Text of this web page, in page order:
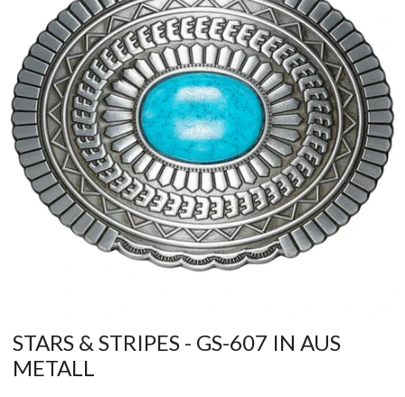
ÖFFNEN SIE MEDIEN IN DER GALERIEANSICHT
STARS & STRIPES - GS-607 IN AUS
METALL